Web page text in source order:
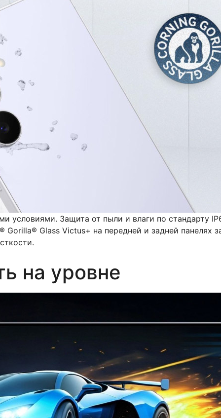
условиями. Защита от пыли и влаги по стандарту
Glass Victus+ на передней и задней панелях
на уровне